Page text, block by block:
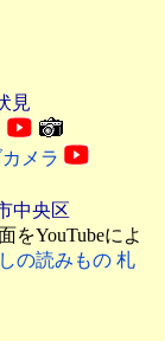
見
メラ
中央区
をYouTubeによ
の読みもの 札